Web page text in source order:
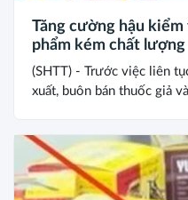
Tăng cường hậu
phẩm kém chất lượng
(SHTT) - Trước việc liên
xuất, buôn bán thuốc giả